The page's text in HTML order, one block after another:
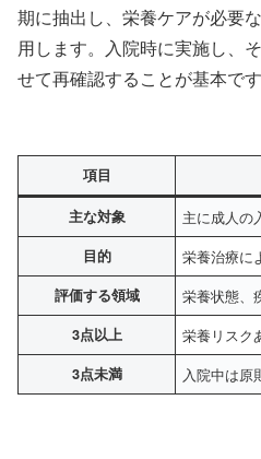
期に抽出し、栄養ケアが必要
用します。入院時に実施し、
せて再確認することが基本です
項目
主な対象 主に成人の
目的 栄養治療に
評価する領域 栄養状態、
3点以上 栄養リスク
3点未満 入院中は原